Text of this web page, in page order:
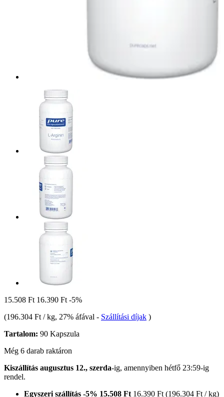
15.508 Ft 16.390 Ft -5%
(196.304 Ft / kg, 27% áfával - Szállítási díjak )
Tartalom: 90 Kapszula
Még 6 darab raktáron
Kiszállítás augusztus 12., szerda-ig, amennyiben hétfő 23:59-ig
rendel.
Egyszeri szállítás -5% 15.508 Ft 16.390 Ft (196.304 Ft / kg)